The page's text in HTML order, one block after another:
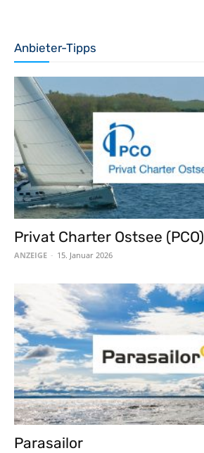
Anbieter-Tipps
Privat Charter Ostsee (PCO)
ANZEIGE - 15. Januar 2026
Parasailor